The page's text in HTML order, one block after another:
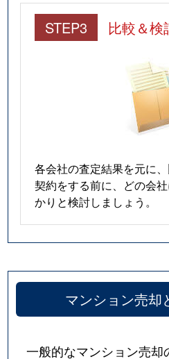
STEP3 比較＆検
各会社の査定結果を元に、
契約をする前に、どの会
かりと検討しましょう。
マンション売却
一般的なマンション売却